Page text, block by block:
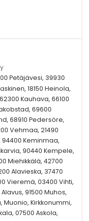
Petäjävesi, 39930
18150 Heinola,
Kauhava, 66100
69600
68910 Pedersöre,
Vehmaa, 21490
94400 Keminmaa,
90440 Kempele,
Miehikkälä, 42700
Alavieska, 37470
Vieremä, 03400 Vihti,
91500 Muhos,
Muonio, Kirkkonummi,
07500 Askola,